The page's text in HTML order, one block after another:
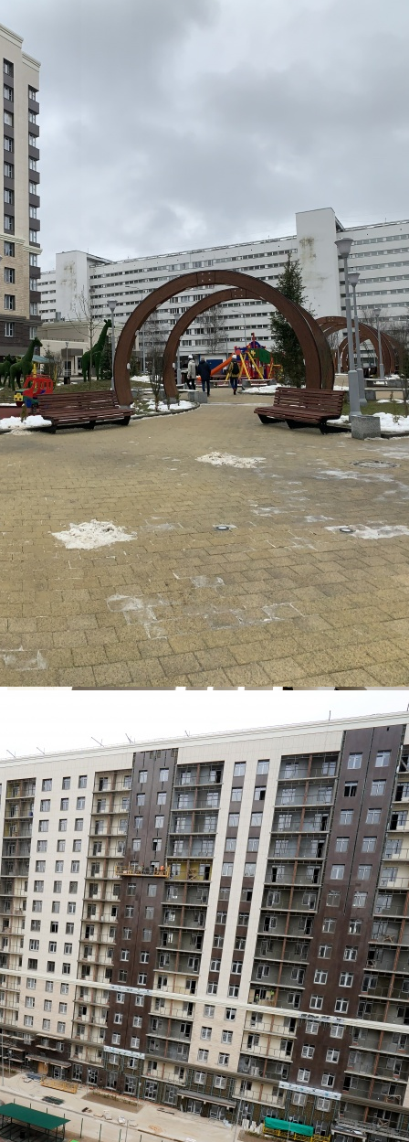
Этаж
1
Предлагается
Аренда
Желаемый / подходящий вид деятельности
Не указан
Назначение
Общ.Питание, ПСН, Торговое
Размер площади (м2)
85
Цена за помещение
153 000 руб.
Цена за 1 кв. м
21 600 руб.
О помещении